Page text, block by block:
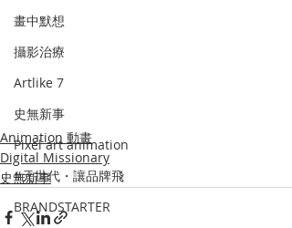
畫中默想
攝影治療
Artlike 7
史無新事
Pixel art animation
#元世代・讓品牌飛
BRANDSTARTER
Animation 動畫
Digital Missionary
史無新事